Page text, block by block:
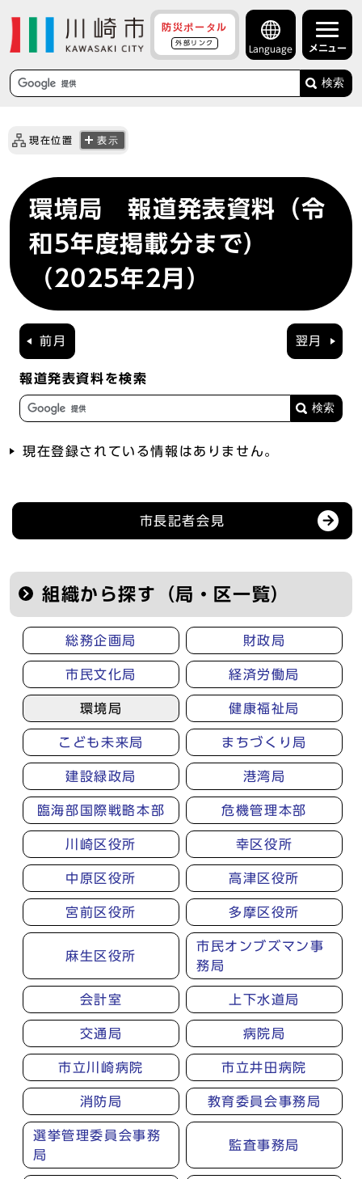
防災ポータル
外部リンク
Language メニュー
検索
現在位置 表示
環境局 報道発表資料（令
和5年度掲載分まで）
（2025年2月）
前月 翌月
報道発表資料を検索
現在登録されている情報はありません。
市長記者会見
組織から探す（局・区一覧）
総務企画局 財政局
市民文化局 経済労働局
環境局 健康福祉局
こども未来局 まちづくり局
建設緑政局 港湾局
臨海部国際戦略本部 危機管理本部
川崎区役所 幸区役所
中原区役所 高津区役所
宮前区役所 多摩区役所
麻生区役所
市民オンブズマン事
務局
会計室 上下水道局
交通局 病院局
市立川崎病院 市立井田病院
消防局 教育委員会事務局
選挙管理委員会事務
局
監査事務局